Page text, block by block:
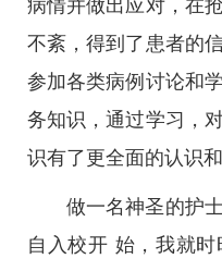
病情并做出应对，在
不紊，得到了患者的
参加各类病例讨论和
务知识，通过学习，
识有了更全面的认识和
做一名神圣的护
自入校开 始，我就